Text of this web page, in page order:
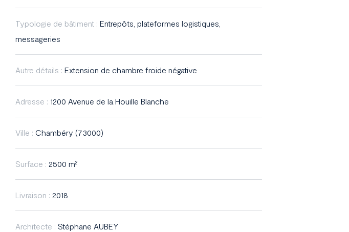
Typologie de bâtiment : Entrepôts, plateformes logistiques,
messageries
Autre détails : Extension de chambre froide négative
Adresse : 1200 Avenue de la Houille Blanche
Ville : Chambéry (73000)
Surface : 2500 m²
Livraison : 2018
Architecte : Stéphane AUBEY